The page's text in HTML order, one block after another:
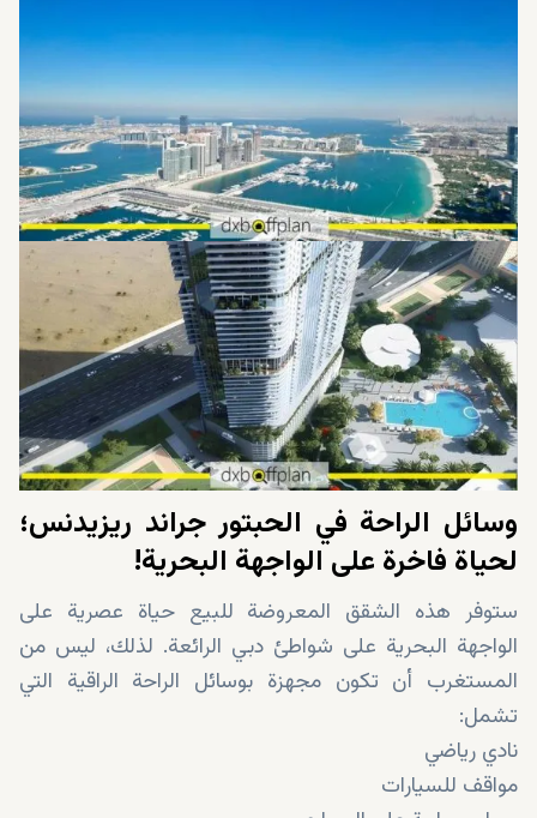
دبي مول: 25 دقيقة
مدرسة الإمارات الدولية جميرا: 16 دقيقة
مطار دبي الدولي: 30 دقيقة
وسائل الراحة في الحبتور جراند ريزيدنس؛
لحياة فاخرة على الواجهة البحرية!
ستوفر هذه الشقق المعروضة للبيع حياة عصرية على
الواجهة البحرية على شواطئ دبي الرائعة. لذلك، ليس من
المستغرب أن تكون مجهزة بوسائل الراحة الراقية التي
تشمل:
نادي رياضي
مواقف للسيارات